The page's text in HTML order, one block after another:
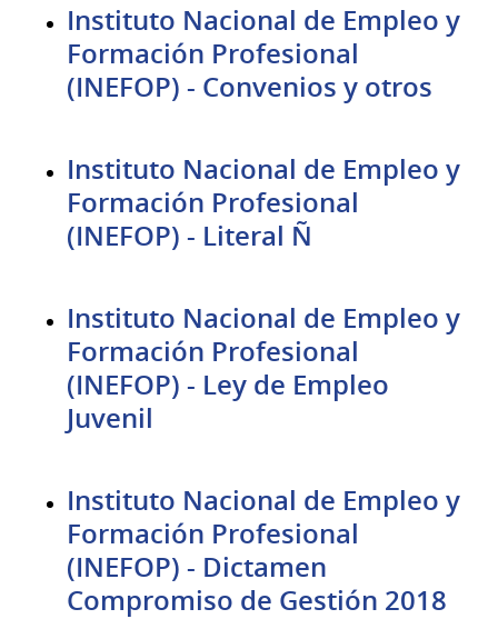
Instituto Nacional de Empleo y
Formación Profesional
(INEFOP) - Convenios y otros
Instituto Nacional de Empleo y
Formación Profesional
(INEFOP) - Literal Ñ
Instituto Nacional de Empleo y
Formación Profesional
(INEFOP) - Ley de Empleo
Juvenil
Instituto Nacional de Empleo y
Formación Profesional
(INEFOP) - Dictamen
Compromiso de Gestión 2018